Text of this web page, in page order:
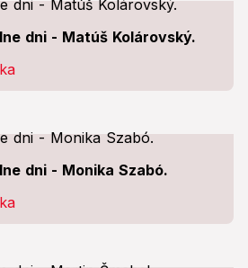
dni - Matúš Kolárovský.
dni - Monika Szabó.